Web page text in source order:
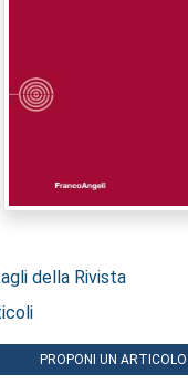
della Rivista
PROPONI UN ARTICOLO